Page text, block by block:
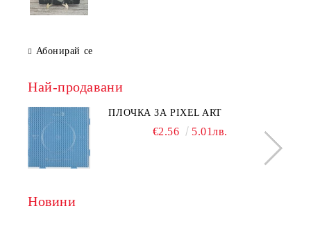
Абонирай се
Най-продавани
ПЛОЧКА ЗА PIXEL ART
€2.56 5.01лв.
Новини